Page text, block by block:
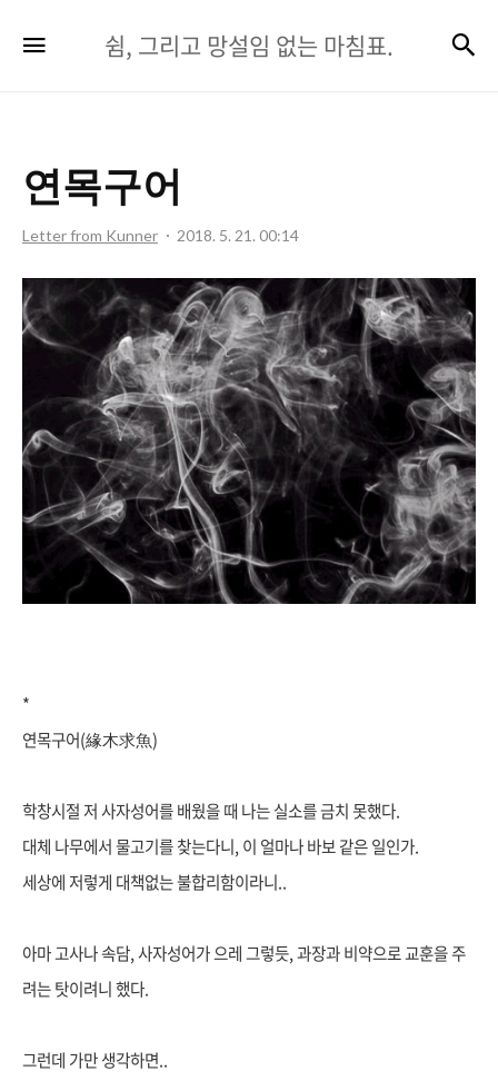
쉼,
그
설
없
는
마
침
표.
쉼, 그리고 망설임 없는 마침표.
연목구어
Letter from Kunner 2018. 5. 21. 00:14
*
연목구어(緣木求魚)
학창시절 저 사자성어를 배웠을 때 나는 실소를 금치 못했다.
대체 나무에서 물고기를 찾는다니, 이 얼마나 바보 같은 일인가.
세상에 저렇게 대책없는 불합리함이라니..
아마 고사나 속담, 사자성어가 으레 그렇듯, 과장과 비약으로 교훈을 주
려는 탓이려니 했다.
그런데 가만 생각하면..